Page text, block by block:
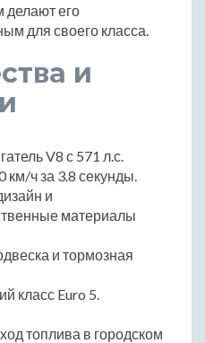
делают его
для своего класса.
и
V8 с 571 л.с.
км/ч за 3.8 секунды.
и
материалы
и тормозная
класс Euro 5.
топлива в городском